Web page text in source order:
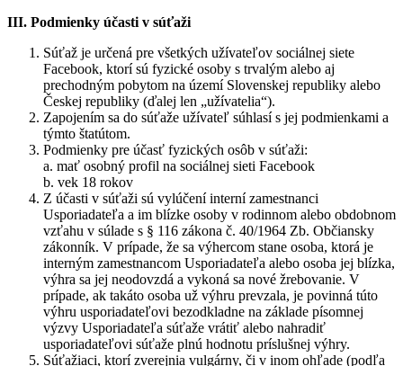
III. Podmienky účasti v súťaži
Súťaž je určená pre všetkých užívateľov sociálnej siete
Facebook, ktorí sú fyzické osoby s trvalým alebo aj
prechodným pobytom na území Slovenskej republiky alebo
Českej republiky (ďalej len „užívatelia“).
Zapojením sa do súťaže užívateľ súhlasí s jej podmienkami a
týmto štatútom.
Podmienky pre účasť fyzických osôb v súťaži:
a. mať osobný profil na sociálnej sieti Facebook
b. vek 18 rokov
Z účasti v súťaži sú vylúčení interní zamestnanci
Usporiadateľa a im blízke osoby v rodinnom alebo obdobnom
vzťahu v súlade s § 116 zákona č. 40/1964 Zb. Občiansky
zákonník. V prípade, že sa výhercom stane osoba, ktorá je
interným zamestnancom Usporiadateľa alebo osoba jej blízka,
výhra sa jej neodovzdá a vykoná sa nové žrebovanie. V
prípade, ak takáto osoba už výhru prevzala, je povinná túto
výhru usporiadateľovi bezodkladne na základe písomnej
výzvy Usporiadateľa súťaže vrátiť alebo nahradiť
usporiadateľovi súťaže plnú hodnotu príslušnej výhry.
Súťažiaci, ktorí zverejnia vulgárny, či v inom ohľade (podľa